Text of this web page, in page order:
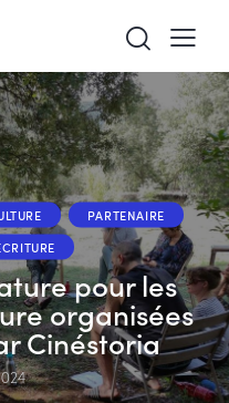
PARTENAIRE
pour les
organisées
Cinéstoria